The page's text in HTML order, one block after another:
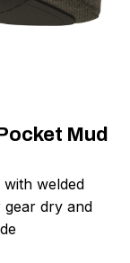
Mud
welded
gear dry and